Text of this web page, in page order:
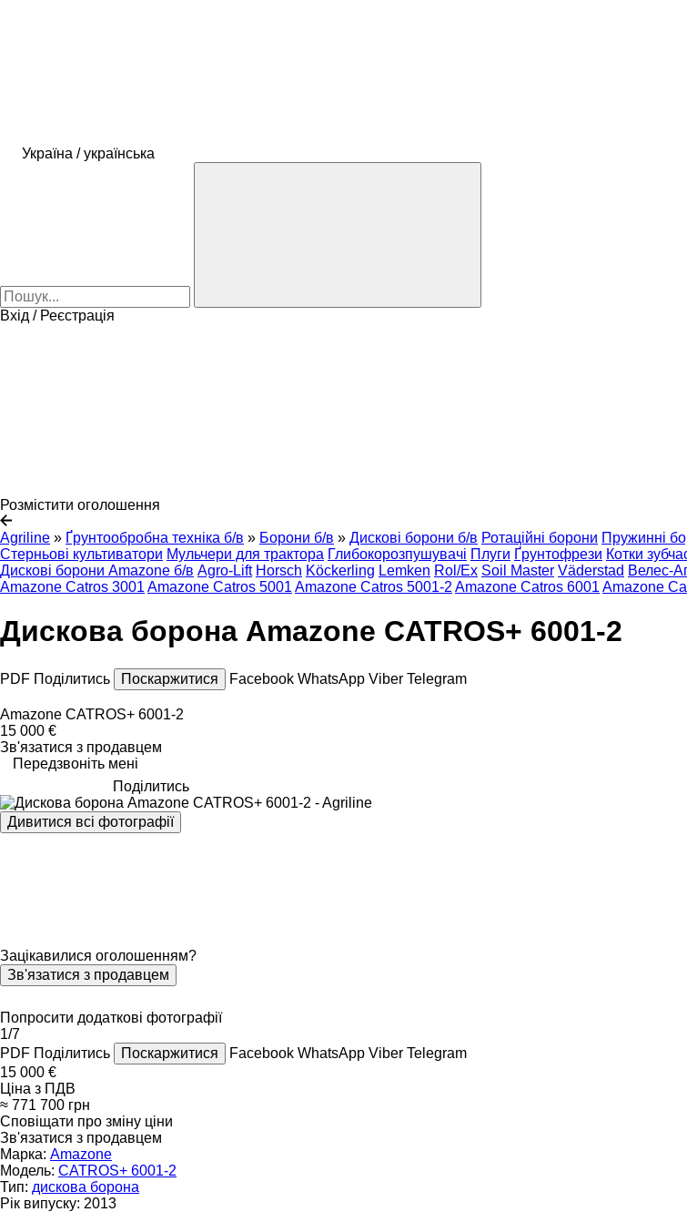
Україна / українська
Вхід / Реєстрація
Розмістити оголошення
Agriline » Ґрунтообробна техніка б/в » Борони б/в » Дискові борони б/в Ротаційні борони Пружинні
Стерньові культиватори Мульчери для трактора Глибокорозпушувачі Плуги Ґрунтофрези Котки
Дискові борони Amazone б/в Agro-Lift Horsch Köckerling Lemken Rol/Ex Soil Master Väderstad Велес-
Amazone Catros 3001 Amazone Catros 5001 Amazone Catros 5001-2 Amazone Catros 6001 Amazone
Дискова борона Amazone CATROS+ 6001-2
PDF Поділитись Поскаржитися Facebook WhatsApp Viber Telegram
Amazone CATROS+ 6001-2
15 000 €
Зв'язатися з продавцем
Передзвоніть мені
Поділитись
Дивитися всі фотографії
Зацікавилися оголошенням?
Зв'язатися з продавцем
Попросити додаткові фотографії
1/7
PDF Поділитись Поскаржитися Facebook WhatsApp Viber Telegram
15 000 €
Ціна з ПДВ
≈ 771 700 грн
Сповіщати про зміну ціни
Зв'язатися з продавцем
Марка: Amazone
Модель: CATROS+ 6001-2
Тип: дискова борона
Рік випуску: 2013